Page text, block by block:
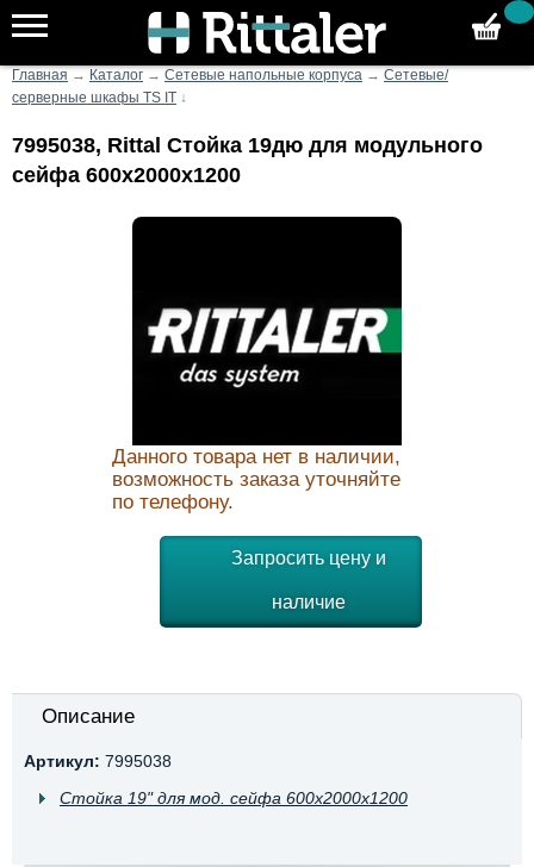
Главная → Каталог → Сетевые напольные корпуса → Сетевые/
серверные шкафы TS IT
↓
7995038, Rittal Стойка 19дю для модульного
сейфа 600x2000x1200
Данного товара нет в наличии,
возможность заказа уточняйте
по телефону.
Запросить цену и
наличие
Описание
Артикул: 7995038
Стойка 19" для мод. сейфа 600x2000x1200